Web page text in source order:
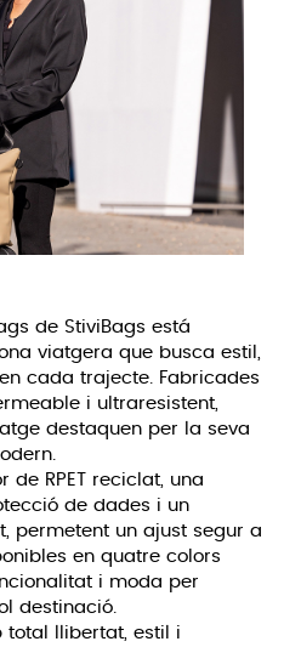
de StiviBags está
viatgera que busca estil,
cada trajecte. Fabricades
i ultraresistent,
destaquen per la seva
de RPET reciclat, una
de dades i un
permetent un ajust segur a
en quatre colors
i moda per
destinació.
total llibertat, estil i